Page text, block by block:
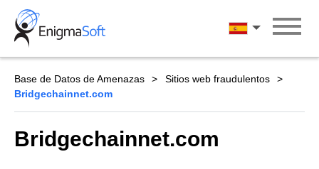
Skip
content
Español
Base de Datos de Amenazas
Sitios web fraudulentos
Bridgechainnet.com
Bridgechainnet.com